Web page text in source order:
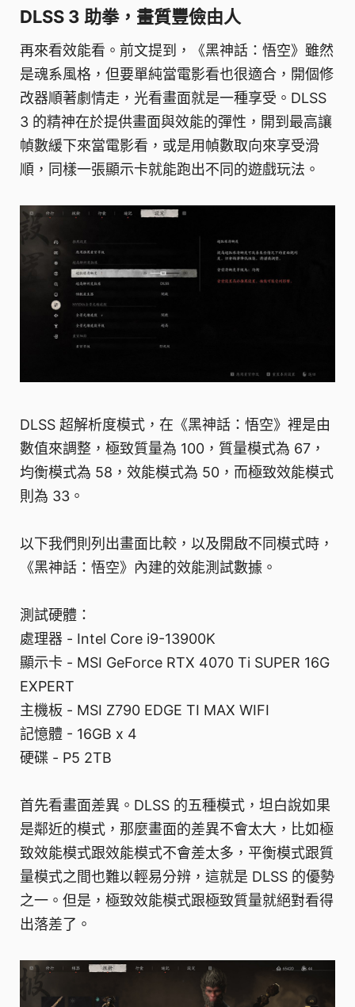
DLSS 3 助拳，畫質豐儉由人
再來看效能看。前文提到，《黑神話：悟空》雖然
是魂系風格，但要單純當電影看也很適合，開個修
改器順著劇情走，光看畫面就是一種享受。DLSS
3 的精神在於提供畫面與效能的彈性，開到最高讓
幀數緩下來當電影看，或是用幀數取向來享受滑
順，同樣一張顯示卡就能跑出不同的遊戲玩法。
DLSS 超解析度模式，在《黑神話：悟空》裡是由
數值來調整，極致質量為 100，質量模式為 67，
均衡模式為 58，效能模式為 50，而極致效能模式
則為 33。
以下我們則列出畫面比較，以及開啟不同模式時，
《黑神話：悟空》內建的效能測試數據。
測試硬體：
處理器 - Intel Core i9-13900K
顯示卡 - MSI GeForce RTX 4070 Ti SUPER 16G
EXPERT
主機板 - MSI Z790 EDGE TI MAX WIFI
記憶體 - 16GB x 4
硬碟 - P5 2TB
首先看畫面差異。DLSS 的五種模式，坦白說如果
是鄰近的模式，那麼畫面的差異不會太大，比如極
致效能模式跟效能模式不會差太多，平衡模式跟質
量模式之間也難以輕易分辨，這就是 DLSS 的優勢
之一。但是，極致效能模式跟極致質量就絕對看得
出落差了。